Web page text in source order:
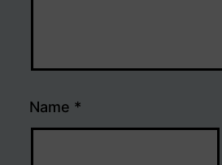
Name *